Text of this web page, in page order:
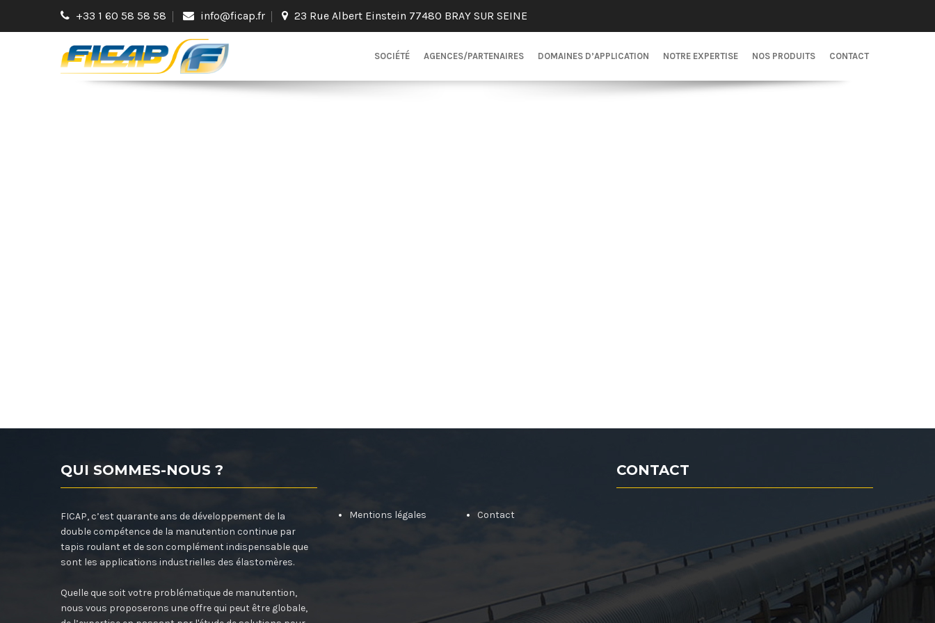
+33 1 60 58 58 58 info@ficap.fr 23 Rue Albert Einstein 77480 BRAY SUR SEINE
SOCIÉTÉ AGENCES/PARTENAIRES DOMAINES D’APPLICATION NOTRE EXPERTISE NOS PRODUITS CONTACT
QUI SOMMES-NOUS ?
FICAP, c’est quarante ans de développement de la
double compétence de la manutention continue par
tapis roulant et de son complément indispensable que
sont les applications industrielles des élastomères.
Quelle que soit votre problématique de manutention,
nous vous proposerons une offre qui peut être globale,
Mentions légales Contact
CONTACT